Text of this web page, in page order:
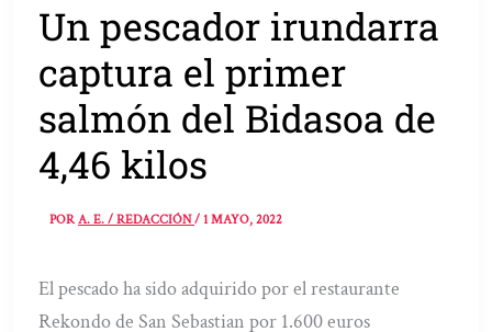
Un pescador irundarra
captura el primer
salmón del Bidasoa de
4,46 kilos
PORA. E. / REDACCIÓN/1 MAYO, 2022
El pescado ha sido adquirido por el restaurante
Rekondo de San Sebastian por 1.600 euros